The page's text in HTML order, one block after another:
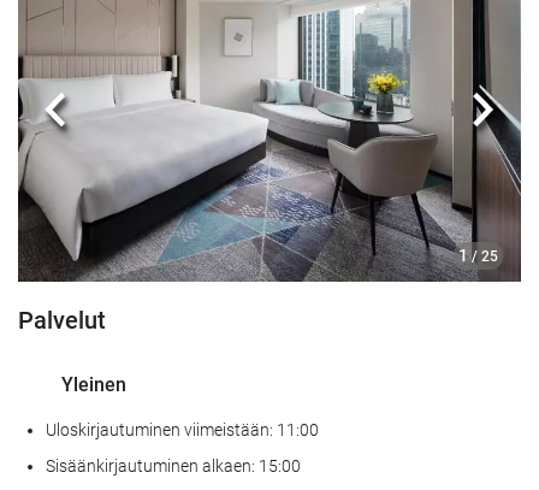
1 / 25
Edellinen
Palvelut
Yleinen
Uloskirjautuminen viimeistään: 11:00
Sisäänkirjautuminen alkaen: 15:00